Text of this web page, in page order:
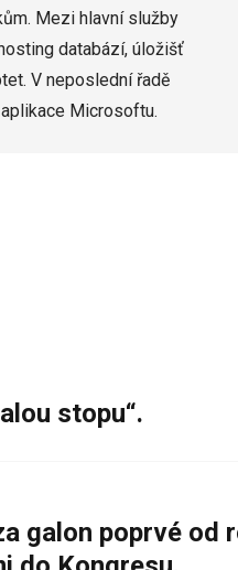
Mezi hlavní služby
databází, úložišť
V neposlední řadě
Microsoftu.
stopu“.
galon poprvé